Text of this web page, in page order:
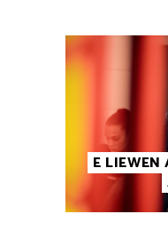
E LIEWEN